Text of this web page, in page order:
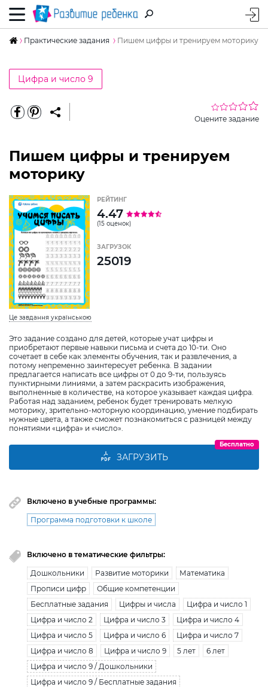
Практические задания Пишем цифры и тренируем моторику
Цифра и число 9
Оцените задание
Пишем цифры и тренируем
моторику
Це завдання українською
Это задание создано для детей, которые учат цифры и
приобретают первые навыки письма и счета до 10-ти. Оно
сочетает в себе как элементы обучения, так и развлечения, а
потому непременно заинтересует ребенка. В задании
предлагается написать все цифры от 0 до 9-ти, пользуясь
пунктирными линиями, а затем раскрасить изображения,
выполненные в количестве, на которое указывает каждая цифра.
Работая над заданием, ребенок будет тренировать мелкую
моторику, зрительно-моторную координацию, умение подбирать
нужные цвета, а также сможет познакомиться с разницей между
понятиями «цифра» и «число».
РЕЙТИНГ
4.47
(15 оценок)
ЗАГРУЗОК
25019
ЗАГРУЗИТЬ
Бесплатно
Включено в учебные программы:
Программа подготовки к школе
Включено в тематические фильтры:
Дошкольники Развитие моторики
Математика
Прописи цифр
Общие компетенции
Бесплатные задания
Цифры и числа
Цифра и число 1
Цифра и число 2
Цифра и число 3
Цифра и число 4
Цифра и число 5
Цифра и число 6
Цифра и число 7
Цифра и число 8
Цифра и число 9 5 лет
6 лет
Цифра и число 9 / Дошкольники
Цифра и число 9 / Бесплатные задания